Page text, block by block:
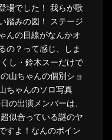
場でした！ 我らが歌
踏みの図！ ステージ
んの目線がなんかオ
の？って感じ、しま
し・鈴木スーだけで
山ちゃんの個別ショ
ちゃんのソロ写真
の出演メンバーは、
似合っている謎のヤ
すよ！なんのポイン